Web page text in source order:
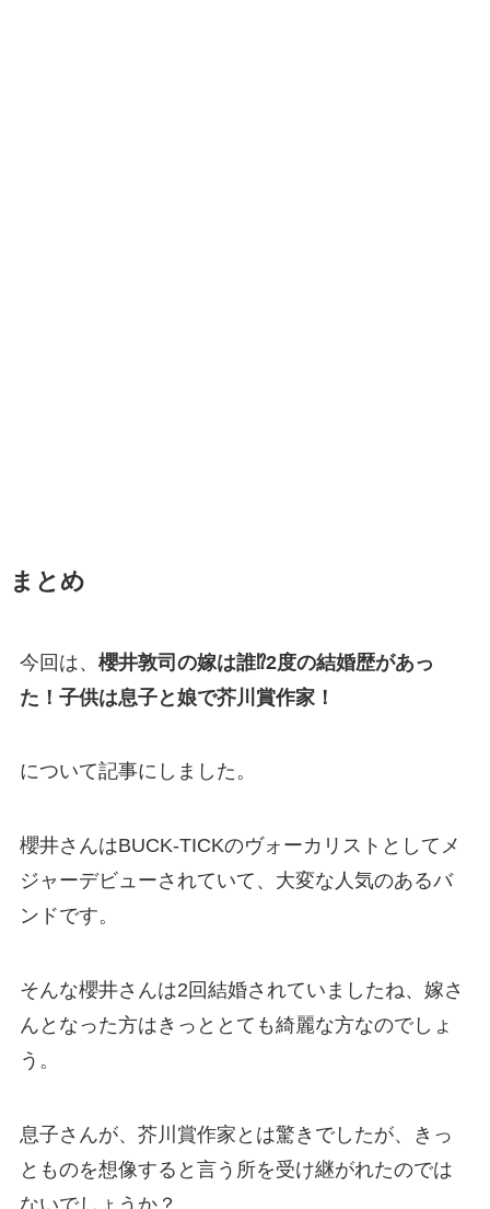
まとめ
今回は、 櫻井敦司の嫁は誰⁉2度の結婚歴があっ
た！子供は息子と娘で芥川賞作家！
について記事にしました。
櫻井さんはBUCK-TICKのヴォーカリストとしてメ
ジャーデビューされていて、大変な人気のあるバ
ンドです。
そんな櫻井さんは2回結婚されていましたね、嫁さ
んとなった方はきっととても綺麗な方なのでしょ
う。
息子さんが、芥川賞作家とは驚きでしたが、きっ
とものを想像すると言う所を受け継がれたのでは
ないでしょうか？